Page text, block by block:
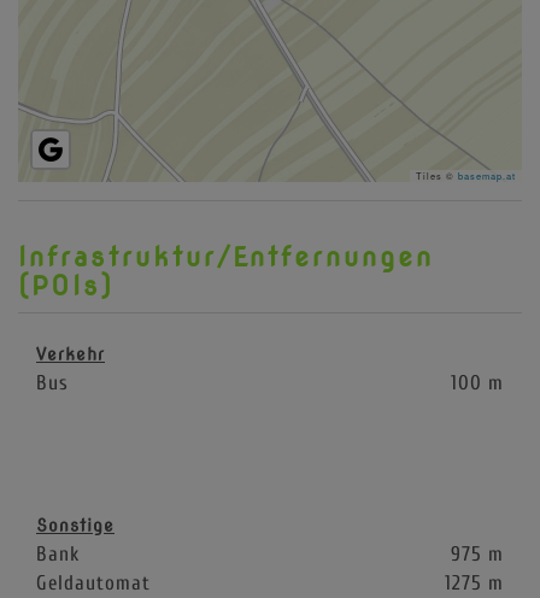
Tiles © basemap.at
Infrastruktur/Entfernungen
(POIs)
Verkehr
Bus 100 m
Sonstige
Bank
975 m
Geldautomat
1275 m